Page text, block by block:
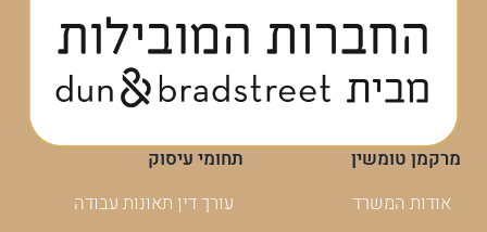
מרקמן טומשין
אודות המשרד
תחומי עיסוק
עורך דין תאונות עבודה